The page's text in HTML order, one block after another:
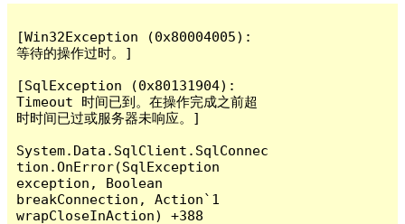
[Win32Exception (0x80004005):
等待的操作过时。]
[SqlException (0x80131904):
Timeout 时间已到。在操作完成之前超
时时间已过或服务器未响应。]
System.Data.SqlClient.SqlConnec
tion.OnError(SqlException
exception, Boolean
breakConnection, Action`1
wrapCloseInAction) +388